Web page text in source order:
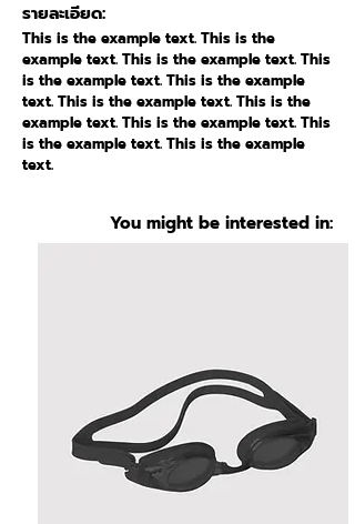
รายละเอียด:
This is the example text. This is the
example text. This is the example text. This
is the example text. This is the example
text. This is the example text. This is the
example text. This is the example text. This
is the example text. This is the example
text.
You might be interested in: